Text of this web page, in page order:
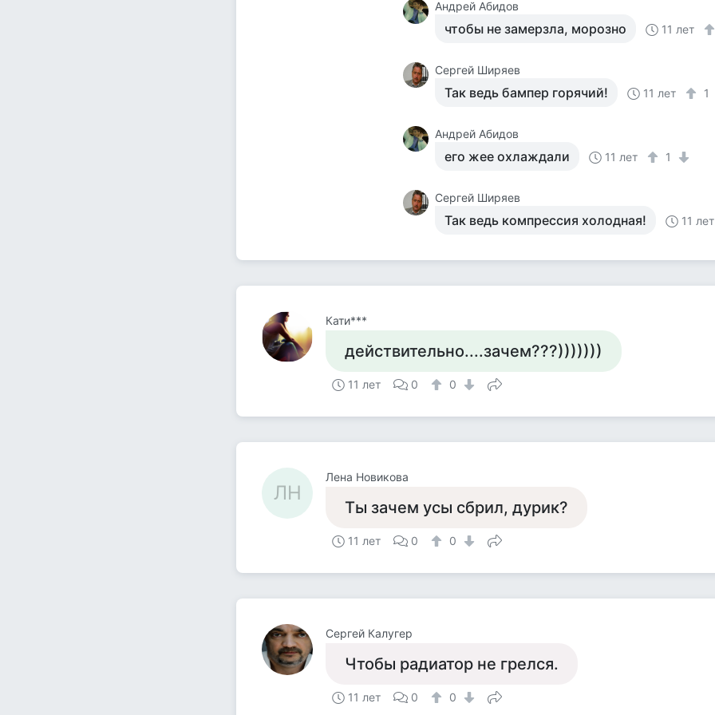
Андрей Абидов
чтобы не замерзла, морозно 11 лет
Сергей Ширяев
Так ведь бампер горячий! 11 лет 1
Андрей Абидов
его жее охлаждали 11 лет 1
Сергей Ширяев
Так ведь компрессия холодная! 11 лет
Кати***
действительно....зачем???)))))))
11 лет 0 0
ЛН
Лена Новикова
Ты зачем усы сбрил, дурик?
11 лет 0 0
Сергей Калугер
Чтобы радиатор не грелся.
11 лет 0 0